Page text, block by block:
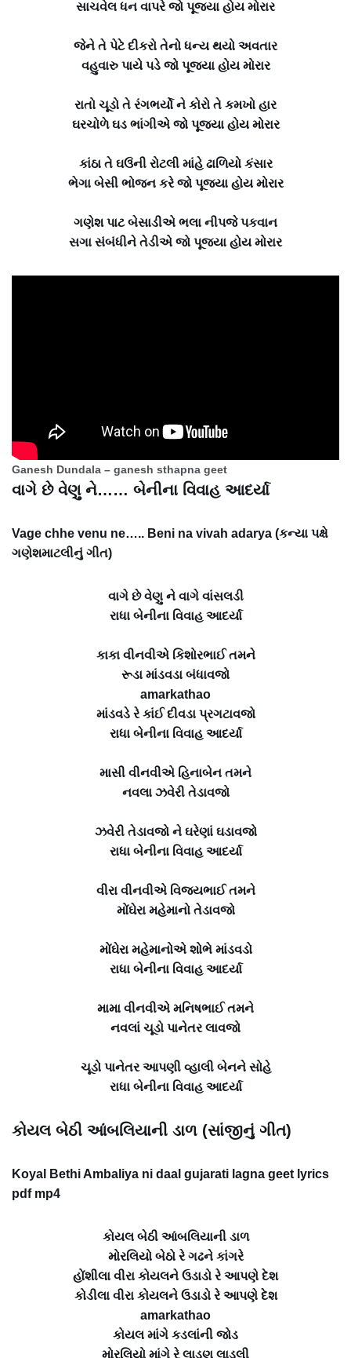
સાચવેલ ધન વાપરે જો પૂજ્યા હોય મોરાર
જેને તે પેટે દીકરો તેનો ધન્ય થયો અવતાર
વહુવારુ પાયે પડે જો પૂજ્યા હોય મોરાર
રાતો ચૂડો તે રંગભર્યો ને કોરો તે કમખો હાર
ઘરચોળે ઘડ ભાંગીએ જો પૂજ્યા હોય મોરાર
કાંઠા તે ઘઉંની રોટલી માંહે ઢાળિયો કંસાર
ભેગા બેસી ભોજન કરે જો પૂજ્યા હોય મોરાર
ગણેશ પાટ બેસાડીએ ભલા નીપજે પકવાન
સગા સંબંધીને તેડીએ જો પૂજ્યા હોય મોરાર
Ganesh Dundala – ganesh sthapna geet
વાગે છે વેણુ ને…… બેનીના વિવાહ આદર્યા
Vage chhe venu ne….. Beni na vivah adarya (કન્યા પક્ષે
ગણેશમાટલીનું ગીત)
વાગે છે વેણુ ને વાગે વાંસલડી
રાધા બેનીના વિવાહ આદર્યા
કાકા વીનવીએ કિશોરભાઈ તમને
રૂડા માંડવડા બંધાવજો
amarkathao
માંડવડે રે કાંઈ દીવડા પ્રગટાવજો
રાધા બેનીના વિવાહ આદર્યા
માસી વીનવીએ હિનાબેન તમને
નવલા ઝવેરી તેડાવજો
ઝવેરી તેડાવજો ને ઘરેણાં ઘડાવજો
રાધા બેનીના વિવાહ આદર્યા
વીરા વીનવીએ વિજયભાઈ તમને
મોંઘેરા મહેમાનો તેડાવજો
મોંઘેરા મહેમાનોએ શોભે માંડવડો
રાધા બેનીના વિવાહ આદર્યા
મામા વીનવીએ મનિષભાઈ તમને
નવલાં ચૂડો પાનેતર લાવજો
ચૂડો પાનેતર આપણી વ્હાલી બેનને સોહે
રાધા બેનીના વિવાહ આદર્યા
કોયલ બેઠી આંબલિયાની ડાળ (સાંજીનું ગીત)
Koyal Bethi Ambaliya ni daal gujarati lagna geet lyrics
pdf mp4
કોયલ બેઠી આંબલિયાની ડાળ
મોરલિયો બેઠો રે ગઢને કાંગરે
હોંશીલા વીરા કોયલને ઉડાડો રે આપણે દેશ
કોડીલા વીરા કોયલને ઉડાડો રે આપણે દેશ
amarkathao
કોયલ માંગે કડલાંની જોડ
મોરલિયો માંગે રે લાડણ લાડલી